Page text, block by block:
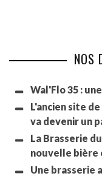
NOS
Wal'Flo 35 :
L'ancien site
va devenir un
La Brasserie
nouvelle
Une brasserie